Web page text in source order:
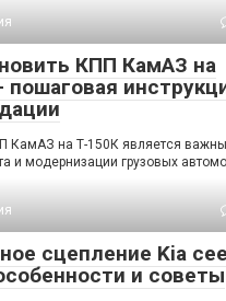
КПП КамАЗ на
КамАЗ на Т-150К является
и модернизации грузовых
сцепление Kia
и советы